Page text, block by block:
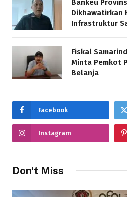
Bankeu
Dikhawatirkan
Infrastruktur
Fiskal
Minta Pemkot
Belanja
Facebook
Instagram
Don't Miss